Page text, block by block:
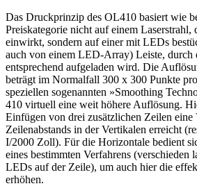
Das Druckprinzip des OL410 basiert wie
Preiskategorie nicht auf einem
einwirkt, sondern auf einer mit LEDs
auch von einem LED-Array) Leiste, durch
entsprechend aufgeladen wird. Die
beträgt im Normalfall 300 x 300 Punkte
speziellen sogenannten »Smoothing
410 virtuell eine weit höhere Auflösung.
Einfügen von drei zusätzlichen Zeilen eine
Zeilenabstands in der Vertikalen erreicht
I/2000 Zoll). Für die Horizontale bedient
eines bestimmten Verfahrens (verschieden
LEDs auf der Zeile), um auch hier die
erhöhen.